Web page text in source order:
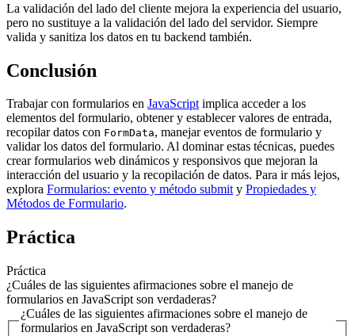
La validación del lado del cliente mejora la experiencia del usuario,
pero no sustituye a la validación del lado del servidor. Siempre
valida y sanitiza los datos en tu backend también.
Conclusión
Trabajar con formularios en JavaScriptimplica acceder a los
elementos del formulario, obtener y establecer valores de entrada,
recopilar datos con FormData, manejar eventos de formulario y
validar los datos del formulario. Al dominar estas técnicas, puedes
crear formularios web dinámicos y responsivos que mejoran la
interacción del usuario y la recopilación de datos. Para ir más lejos,
explora Formularios: evento y método submity Propiedades y
Métodos de Formulario.
Práctica
Práctica
¿Cuáles de las siguientes afirmaciones sobre el manejo de
formularios en JavaScript son verdaderas?
¿Cuáles de las siguientes afirmaciones sobre el manejo de
formularios en JavaScript son verdaderas?